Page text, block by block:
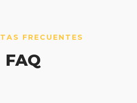
FRECUENTES
FAQ